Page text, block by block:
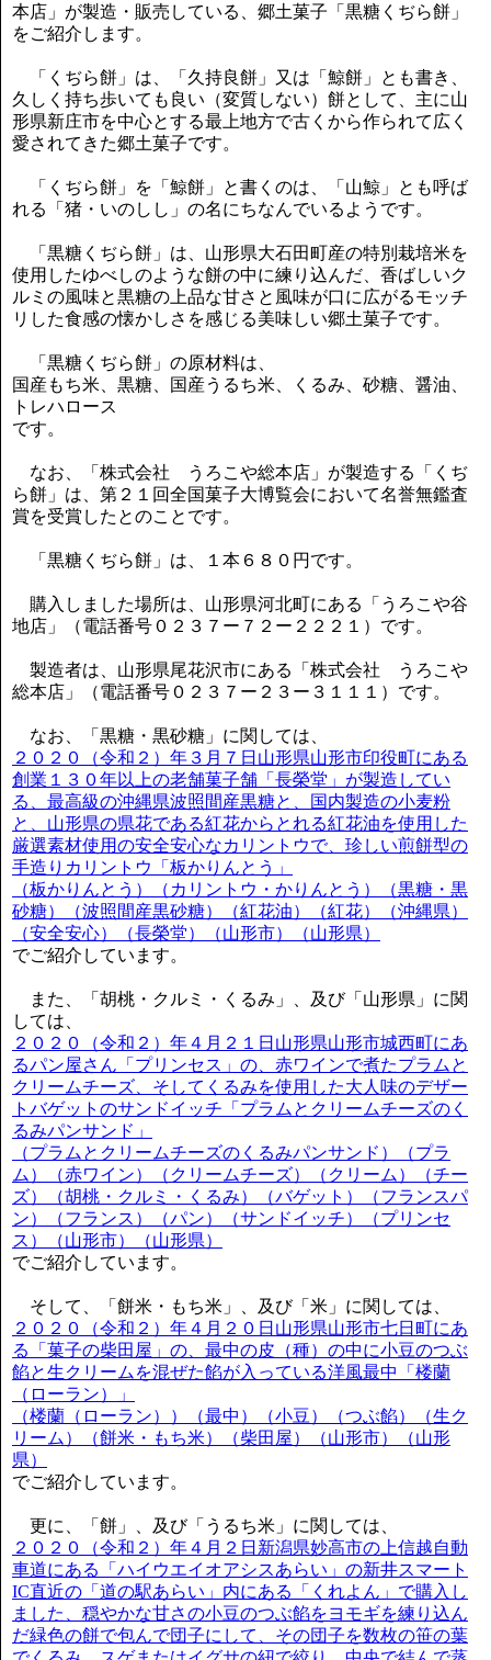
本店」が製造・販売している、郷土菓子「黒糖くぢら餅」
をご紹介します。
「くぢら餅」は、「久持良餅」又は「鯨餅」とも書き、
久しく持ち歩いても良い（変質しない）餅として、主に山
形県新庄市を中心とする最上地方で古くから作られて広く
愛されてきた郷土菓子です。
「くぢら餅」を「鯨餅」と書くのは、「山鯨」とも呼ば
れる「猪・いのしし」の名にちなんでいるようです。
「黒糖くぢら餅」は、山形県大石田町産の特別栽培米を
使用したゆべしのような餅の中に練り込んだ、香ばしいク
ルミの風味と黒糖の上品な甘さと風味が口に広がるモッチ
リした食感の懐かしさを感じる美味しい郷土菓子です。
「黒糖くぢら餅」の原材料は、
国産もち米、黒糖、国産うるち米、くるみ、砂糖、醤油、
トレハロース
です。
なお、「株式会社 うろこや総本店」が製造する「くぢ
ら餅」は、第２１回全国菓子大博覧会において名誉無鑑査
賞を受賞したとのことです。
「黒糖くぢら餅」は、１本６８０円です。
購入しました場所は、山形県河北町にある「うろこや谷
地店」（電話番号０２３７ー７２ー２２２１）です。
製造者は、山形県尾花沢市にある「株式会社 うろこや
総本店」（電話番号０２３７ー２３ー３１１１）です。
なお、「黒糖・黒砂糖」に関しては、
２０２０（令和２）年３月７日山形県山形市印役町にある
創業１３０年以上の老舗菓子舗「長榮堂」が製造してい
る、最高級の沖縄県波照間産黒糖と、国内製造の小麦粉
と、山形県の県花である紅花からとれる紅花油を使用した
厳選素材使用の安全安心なカリントウで、珍しい煎餅型の
手造りカリントウ「板かりんとう」
（板かりんとう）（カリントウ・かりんとう）（黒糖・黒
砂糖）（波照間産黒砂糖）（紅花油）（紅花）（沖縄県）
（安全安心）（長榮堂）（山形市）（山形県）
でご紹介しています。
また、「胡桃・クルミ・くるみ」、及び「山形県」に関
しては、
２０２０（令和２）年４月２１日山形県山形市城西町にあ
るパン屋さん「プリンセス」の、赤ワインで煮たプラムと
クリームチーズ、そしてくるみを使用した大人味のデザー
トバゲットのサンドイッチ「プラムとクリームチーズのく
るみパンサンド」
（プラムとクリームチーズのくるみパンサンド）（プラ
ム）（赤ワイン）（クリームチーズ）（クリーム）（チー
ズ）（胡桃・クルミ・くるみ）（バゲット）（フランスパ
ン）（フランス）（パン）（サンドイッチ）（プリンセ
ス）（山形市）（山形県）
でご紹介しています。
そして、「餅米・もち米」、及び「米」に関しては、
２０２０（令和２）年４月２０日山形県山形市七日町にあ
る「菓子の柴田屋」の、最中の皮（種）の中に小豆のつぶ
餡と生クリームを混ぜた餡が入っている洋風最中「楼蘭
（ローラン）」
（楼蘭（ローラン））（最中）（小豆）（つぶ餡）（生ク
リーム）（餅米・もち米）（柴田屋）（山形市）（山形
県）
でご紹介しています。
更に、「餅」、及び「うるち米」に関しては、
２０２０（令和２）年４月２日新潟県妙高市の上信越自動
車道にある「ハイウエイオアシスあらい」の新井スマート
IC直近の「道の駅あらい」内にある「くれよん」で購入し
ました、穏やかな甘さの小豆のつぶ餡をヨモギを練り込ん
だ緑色の餅で包んで団子にして、その団子を数枚の笹の葉